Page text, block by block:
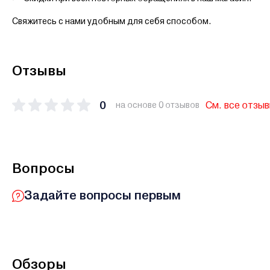
Свяжитесь с нами удобным для себя способом.
Отзывы
0 на основе 0 отзывов См. все
Вопросы
Задайте вопросы первым
Обзоры